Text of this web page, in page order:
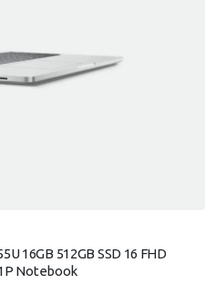
16GB 512GB SSD 16 FHD
Notebook